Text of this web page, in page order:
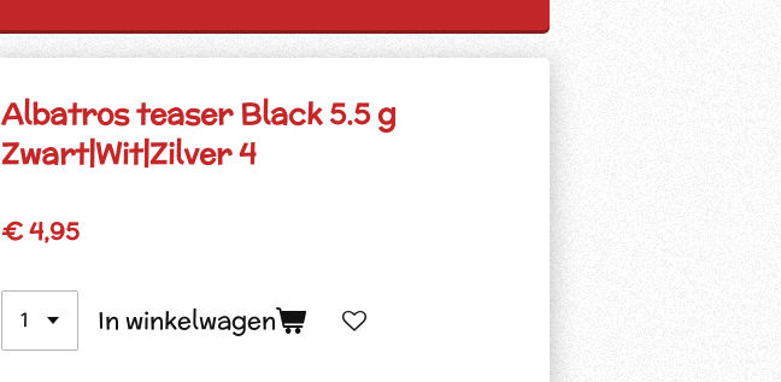
Albatros teaser Black 5.5 g
Zwart|Wit|Zilver 4
€ 4,95
In winkelwagen